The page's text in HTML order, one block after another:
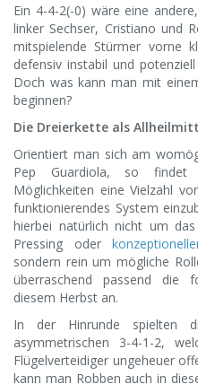
Ein 4-4-2(-0) wäre eine
linker Sechser, Cristiano und
mitspielende Stürmer vorne
defensiv instabil und
Doch was kann man mit
beginnen?
Die Dreierkette als
Orientiert man sich am
Pep Guardiola, so findet
Möglichkeiten eine Vielzahl
funktionierendes System
hierbei natürlich nicht um
Pressing oder
sondern rein um mögliche
überraschend passend die
diesem Herbst an.
In der Hinrunde spielten
asymmetrischen 3-4-1-2,
Flügelverteidiger ungeheuer
kann man Robben auch in